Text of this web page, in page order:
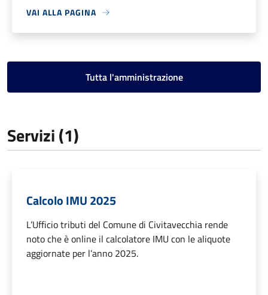
VAI ALLA PAGINA
Tutta l'amministrazione
Servizi (1)
Calcolo IMU 2025
L’Ufficio tributi del Comune di Civitavecchia rende
noto che è online il calcolatore IMU con le aliquote
aggiornate per l’anno 2025.